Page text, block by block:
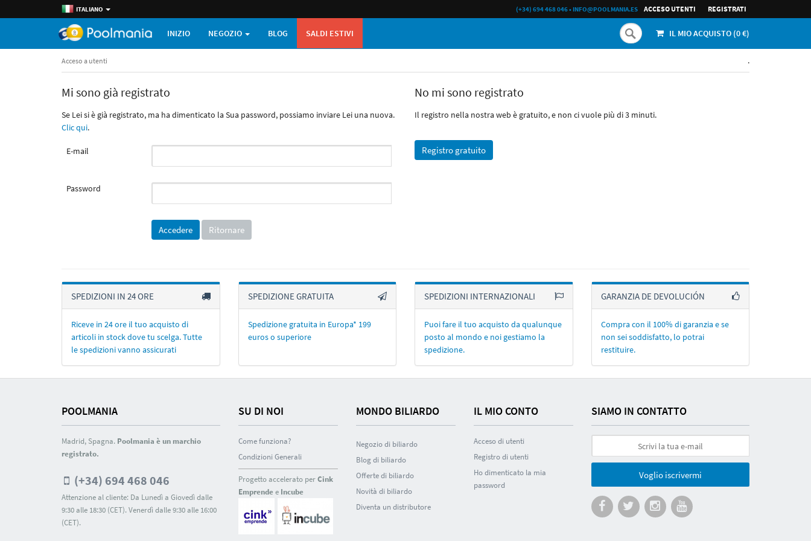
ITALIANO ACCESO UTENTI REGISTRATI
(+34) 694 468 046•INFO@POOLMANIA.ES
INIZIO NEGOZIO BLOG SALDI ESTIVI IL MIO ACQUISTO (0€)
Acceso a utenti .
Mi sono già registrato
Se Lei si è già registrato, ma ha dimenticato la Sua password, possiamo inviare Lei una nuova.
Clic qui.
E-mail
Password
Ritornare
No mi sono registrato
Il registro nella nostra web è gratuito, e non ci vuole più di 3 minuti.
Registro gratuito
SPEDIZIONI IN 24 ORE
Riceve in 24 ore il tuo acquisto di
articoli in stock dove tu scelga. Tutte
le spedizioni vanno assicurati
SPEDIZIONE GRATUITA
Spedizione gratuita in Europa* 199
euros o superiore
SPEDIZIONI INTERNAZIONALI
Puoi fare il tuo acquisto da qualunque
posto al mondo e noi gestiamo la
spedizione.
GARANZIA DE DEVOLUCIÓN
Compra con il 100% di garanzia e se
non sei soddisfatto, lo potrai
restituire.
POOLMANIA
Madrid, Spagna. Poolmania è un marchio
registrato.
(+34) 694 468 046
Attenzione al cliente: Da Lunedì a Giovedì dalle
9:30 alle 18:30 (CET). Venerdì dalle 9:30 alle 16:00
(CET).
SU DI NOI
Come funziona?
Condizioni Generali
Progetto accelerato perCink
Emprendee Incube
MONDO BILIARDO
Negozio di biliardo
Blog di biliardo
Offerte di biliardo
Novità di biliardo
Diventa un distributore
IL MIO CONTO
Acceso di utenti
Registro di utenti
Ho dimenticato la mia
password
SIAMO IN CONTATTO
Voglio iscrivermi